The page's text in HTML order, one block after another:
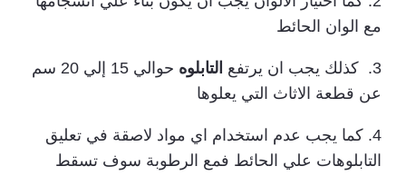
مع الوان الحائط
3. كذلك يجب ان يرتفع التابلوه
حوالي 15 إلي 20 سم
عن قطعة الاثاث التي يعلوها
4. كما يجب عدم استخدام اي مواد لاصقة في تعليق
التابلوهات علي الحائط فمع الرطوبة سوف تسقط